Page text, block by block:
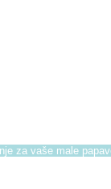
za vaše male